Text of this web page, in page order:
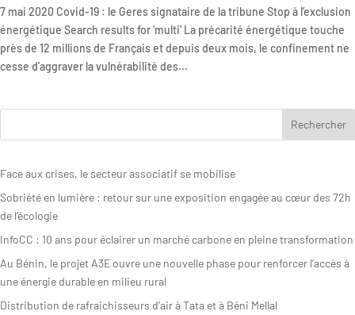
Rapport
d’activité
7 mai 2020 Covid-19 : le Geres signataire de la tribune Stop à l’exclusion
énergétique Search results for 'multi' La précarité énergétique touche
près de 12 millions de Français et depuis deux mois, le confinement ne
cesse d’aggraver la vulnérabilité des...
Face aux crises, le secteur associatif se mobilise
Sobriété en lumière : retour sur une exposition engagée au cœur des 72h
de l’écologie
InfoCC : 10 ans pour éclairer un marché carbone en pleine transformation
Au Bénin, le projet A3E ouvre une nouvelle phase pour renforcer l’accès à
une énergie durable en milieu rural
Distribution de rafraichisseurs d’air à Tata et à Béni Mellal